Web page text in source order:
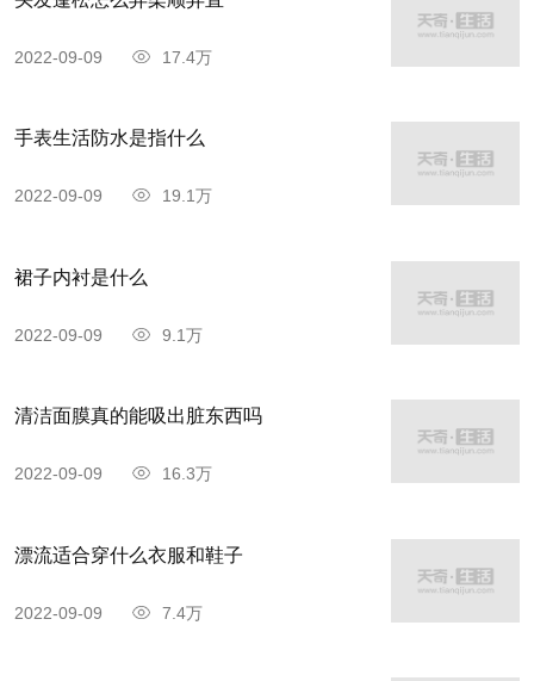
2022-09-09 17.4万
手表生活防水是指什么
2022-09-09 19.1万
裙子内衬是什么
2022-09-09 9.1万
清洁面膜真的能吸出脏东西吗
2022-09-09 16.3万
漂流适合穿什么衣服和鞋子
2022-09-09 7.4万